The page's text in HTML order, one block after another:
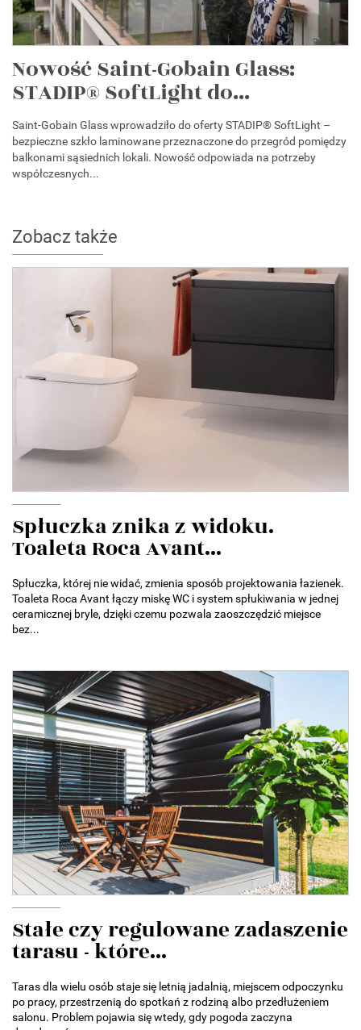
Nowość Saint-Gobain Glass:
STADIP® SoftLight do...
Saint-Gobain Glass wprowadziło do oferty STADIP® SoftLight –
bezpieczne szkło laminowane przeznaczone do przegród pomiędzy
balkonami sąsiednich lokali. Nowość odpowiada na potrzeby
współczesnych...
Zobacz także
Spłuczka znika z widoku.
Toaleta Roca Avant...
Spłuczka, której nie widać, zmienia sposób projektowania łazienek.
Toaleta Roca Avant łączy miskę WC i system spłukiwania w jednej
ceramicznej bryle, dzięki czemu pozwala zaoszczędzić miejsce
bez...
Stałe czy regulowane zadaszenie
tarasu - które...
Taras dla wielu osób staje się letnią jadalnią, miejscem odpoczynku
po pracy, przestrzenią do spotkań z rodziną albo przedłużeniem
salonu. Problem pojawia się wtedy, gdy pogoda zaczyna